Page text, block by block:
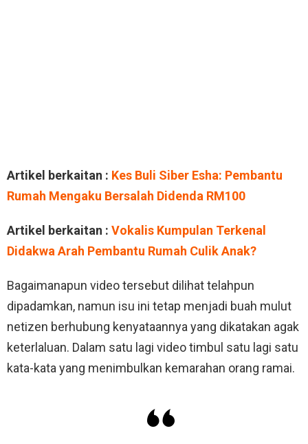
Artikel berkaitan : Kes Buli Siber Esha: Pembantu
Rumah Mengaku Bersalah Didenda RM100
Artikel berkaitan : Vokalis Kumpulan Terkenal
Didakwa Arah Pembantu Rumah Culik Anak?
Bagaimanapun video tersebut dilihat telahpun
dipadamkan, namun isu ini tetap menjadi buah mulut
netizen berhubung kenyataannya yang dikatakan agak
keterlaluan. Dalam satu lagi video timbul satu lagi satu
kata-kata yang menimbulkan kemarahan orang ramai.